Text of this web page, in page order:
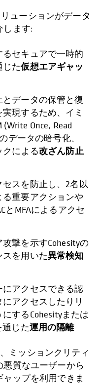
ューションがデータ
します:
セキュアで一時的
じた仮想エアギャッ
データの保管と復
現するため、イミ
Once, Read
データの暗号化、
クによる改ざん防止
スを防止し、2名以
重要アクションや
とMFAによるアクセ
撃を示すCohesityの
を用いた異常検知
アクセスできる認
アクセスしたりリ
するCohesityまたは
じた運用の隔離
ミッションクリティ
質なユーザーから
ップを利用できま